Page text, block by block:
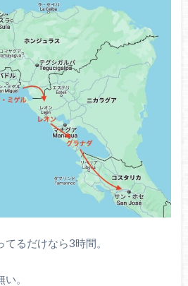
てるだけなら3時間。
。